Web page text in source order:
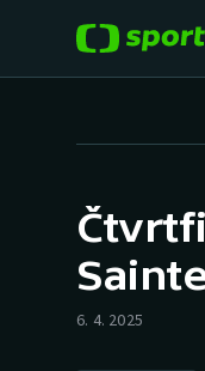
Hokej
Tenis
6. 4. 2025